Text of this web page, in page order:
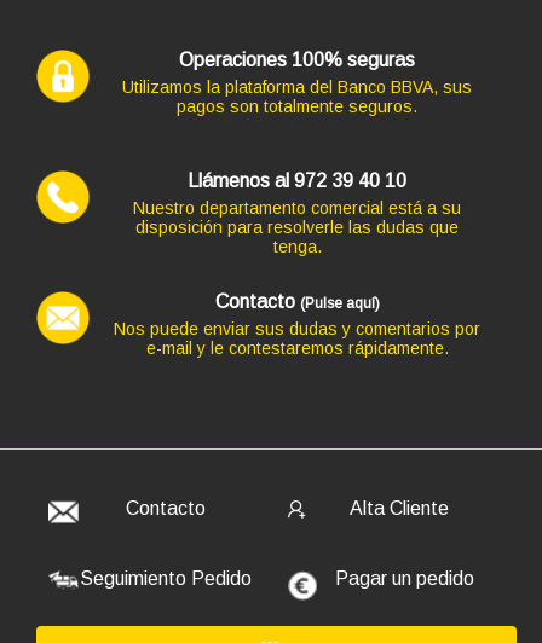
AÑADIR
Operaciones 100% seguras
Utilizamos la plataforma del Banco BBVA, sus
pagos son totalmente seguros.
Llámenos al 972 39 40 10
Nuestro departamento comercial está a su
disposición para resolverle las dudas que
tenga.
Contacto (Pulse aquí)
Nos puede enviar sus dudas y comentarios por
e-mail y le contestaremos rápidamente.
Contacto Alta Cliente
Seguimiento Pedido Pagar un pedido